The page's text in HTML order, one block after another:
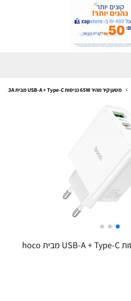
מטען קיר מהיר 65W כניסות USB-A + Type-C מבית hoco C113A
מטען קיר מהיר 65W כניסות USB-A + Type-C מבית hoco